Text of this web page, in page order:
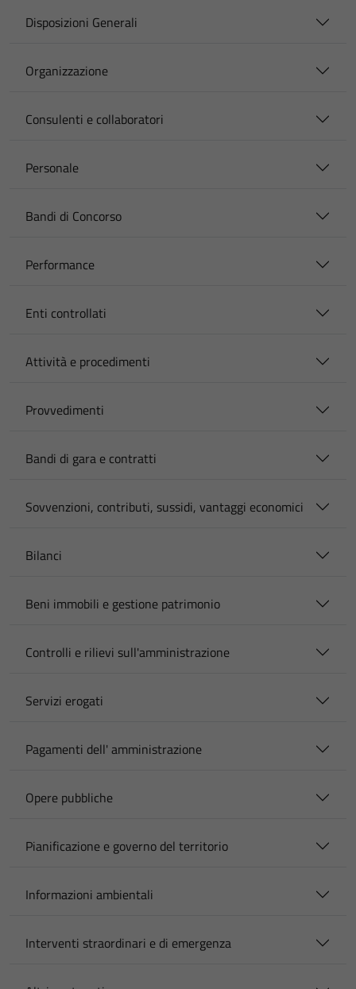
Disposizioni Generali
Organizzazione
Consulenti e collaboratori
Personale
Bandi di Concorso
Performance
Enti controllati
Attività e procedimenti
Provvedimenti
Bandi di gara e contratti
Sovvenzioni, contributi, sussidi, vantaggi economici
Bilanci
Beni immobili e gestione patrimonio
Controlli e rilievi sull'amministrazione
Servizi erogati
Pagamenti dell' amministrazione
Opere pubbliche
Pianificazione e governo del territorio
Informazioni ambientali
Interventi straordinari e di emergenza